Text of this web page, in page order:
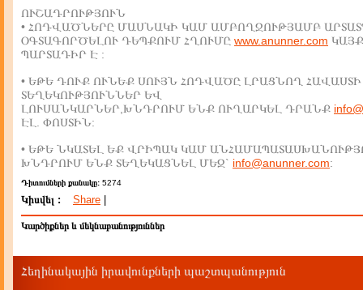
ՈՒՇԱԴՐՈՒԹՅՈՒՆ
• ՀՈԴՎԱԾՆԵՐԸ ՄԱՍՆԱԿԻ ԿԱՄ ԱՄԲՈՂՋՈՒԹՅԱՄԲ
ՕԳՏԱԳՈՐԾԵԼՈՒ ԴԵՊՔՈՒՄ ՀՂՈՒՄԸ www.anunner.com
ՊԱՐՏԱԴԻՐ Է :
• ԵԹԵ ԴՈՒՔ ՈՒՆԵՔ ՍՈՒՅՆ ՀՈԴՎԱԾԸ ԼՐԱՑՆՈՂ ՀԱՎԱՍՏԻ
ՏԵՂԵԿՈՒԹՅՈՒՆՆԵՐ ԵՎ
ԼՈՒՍԱՆԿԱՐՆԵՐ,ԽՆԴՐՈՒՄ ԵՆՔ ՈՒՂԱՐԿԵԼ ԴՐԱՆՔ
ԷԼ. ՓՈՍՏԻՆ:
• ԵԹԵ ՆԿԱՏԵԼ ԵՔ ՎՐԻՊԱԿ ԿԱՄ
ԽՆԴՐՈՒՄ ԵՆՔ ՏԵՂԵԿԱՑՆԵԼ ՄԵԶ` info@anunner.com:
Դիտումների քանակը: 5274
Կիսվել : Share
Կարծիքներ և մեկնաբանություններ
Հեղինակային իրավունքների պաշտպանություն